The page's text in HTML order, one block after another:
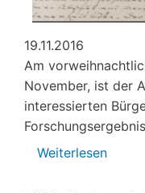
19.11.2016
Am
November, ist der
interessierten
Weiterlesen